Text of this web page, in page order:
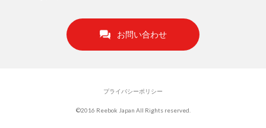
お問い合わせ
プライバシーポリシー
©2016 Reebok Japan All Rights reserved.